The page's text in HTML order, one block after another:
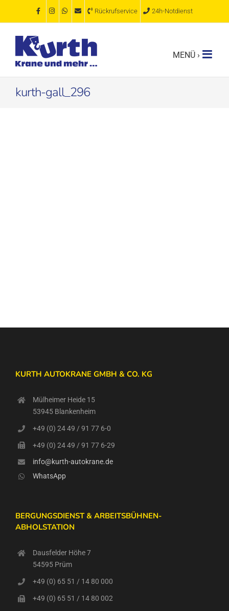
Rückrufservice 24h-Notdienst
kurth-gall_296
KURTH AUTOKRANE GMBH & CO. KG
Mülheimer Heide 15
53945 Blankenheim
+49 (0) 24 49 / 91 77 6-0
+49 (0) 24 49 / 91 77 6-29
info@kurth-autokrane.de
WhatsApp
BERGUNGSDIENST & ARBEITSBÜHNEN-
ABHOLSTATION
Dausfelder Höhe 7
54595 Prüm
+49 (0) 65 51 / 14 80 000
+49 (0) 65 51 / 14 80 002